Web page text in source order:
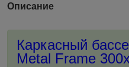
Описание
Каркасный
Metal Frame